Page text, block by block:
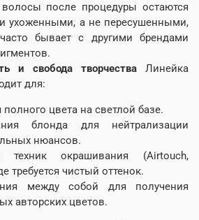
после процедуры остаются
ухоженными, а не пересушенными,
бывает с другими брендами
и свобода творчества Линейка
для:
цвета на светлой базе.
блонда для нейтрализации
нюансов.
техник окрашивания (Airtouch,
требуется чистый оттенок.
между собой для получения
авторских цветов.